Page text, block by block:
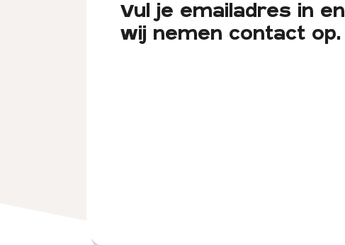
Vul je emailadres in en
wij nemen contact op.